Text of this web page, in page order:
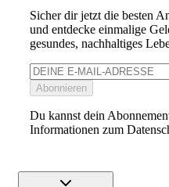
Sicher dir jetzt die besten
und entdecke einmalige
gesundes, nachhaltiges
Abonnieren
Du kannst dein
Informationen zum